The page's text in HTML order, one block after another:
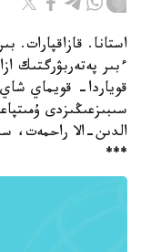
استانا. قازاقپارات.
ءبىر پەتەربۋرگتىك
قوياردا- قويماي
سىبىزعىڭىزدى
الدىن-الا راحمەت،
***